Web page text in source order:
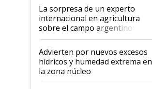
La sorpresa de un experto
internacional en agricultura
sobre el campo argentino:
"Estoy muy impresionado"
Advierten por nuevos excesos
hídricos y humedad extrema en
la zona núcleo